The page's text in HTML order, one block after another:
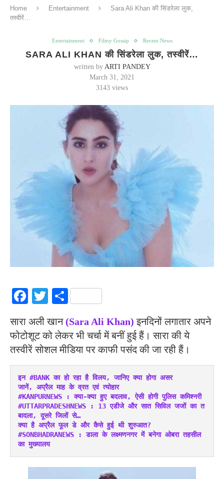
Home Entertainment
Sara Ali Khan की सिंडरेला लुक,
तस्वीरें…
Entertainment Filmy Gossip Recent News
SARA ALI KHAN की सिंडरेला लुक, तस्वीरें…
written by ARTI PANDEY
March 31, 2021
3143 views
Facebook
Twitter
Share
सारा अली खान (Sara Ali Khan) इनदिनों लगातार अपने
फोटोशूट को लेकर भी चर्चा में बनीं हुई हैं। सारा की ये
तस्वीरें सोशल मीडिया पर काफी पसंद की जा रही हैं।
इन #BANK का हो रहा है विलय, जानिए क्या होगा असर
जानें, अप्रैल माह के व्रत एवं त्योहार
#KANPURNEWS : क्या-क्या हुए बदलाव, ऐसी होगी पुलिस कमिश्नरी
#UTTARPRADESHNEWS : 13 एडीजे और सात सिविल जजों का त
बादला, दूसरे जिलों से…
क्या है अप्रैल फूल डे और कैसे हुई थी शुरुआत?
#SONBHADRANEWS : डाला के लक्ष्मणनगर में बनेगा ओबरा तहसील
का मुख्यालय